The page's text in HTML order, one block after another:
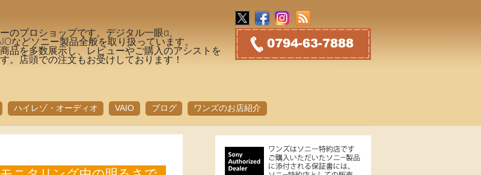
のプロショップです。デジタル一眼α、
などソニー製品全般を取り扱っています。
品を多数展示し、レビューやご購入のアシストを
。店頭での注文もお受けしております！
ハイレゾ・オーディオ VAIO ブログ ワンズのお店紹介